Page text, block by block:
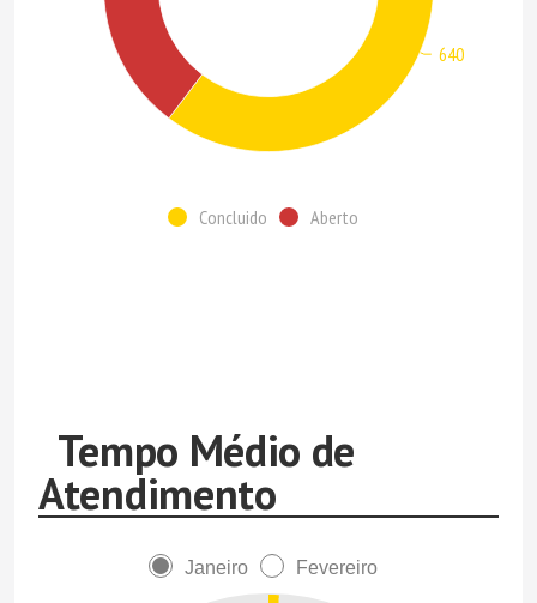
Concluido Aberto
640
Tempo Médio de
Atendimento
Janeiro Fevereiro